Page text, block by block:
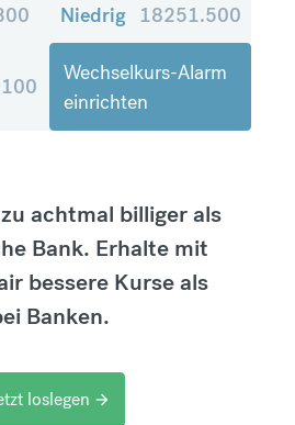
Niedrig 18251.500
Wechselkurs-Alarm
einrichten
achtmal billiger als
Bank. Erhalte mit
bessere Kurse als
Banken.
loslegen arrow_forward